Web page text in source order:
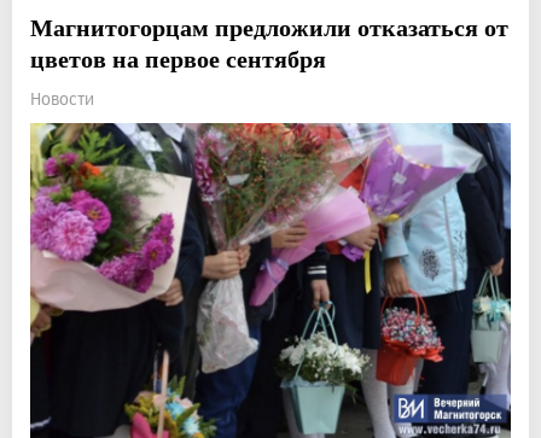
Магнитогорцам предложили отказаться от
цветов на первое сентября
Новости